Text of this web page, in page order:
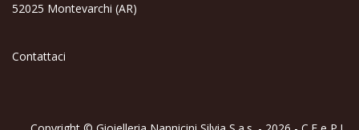
52025 Montevarchi (AR)
Contattaci